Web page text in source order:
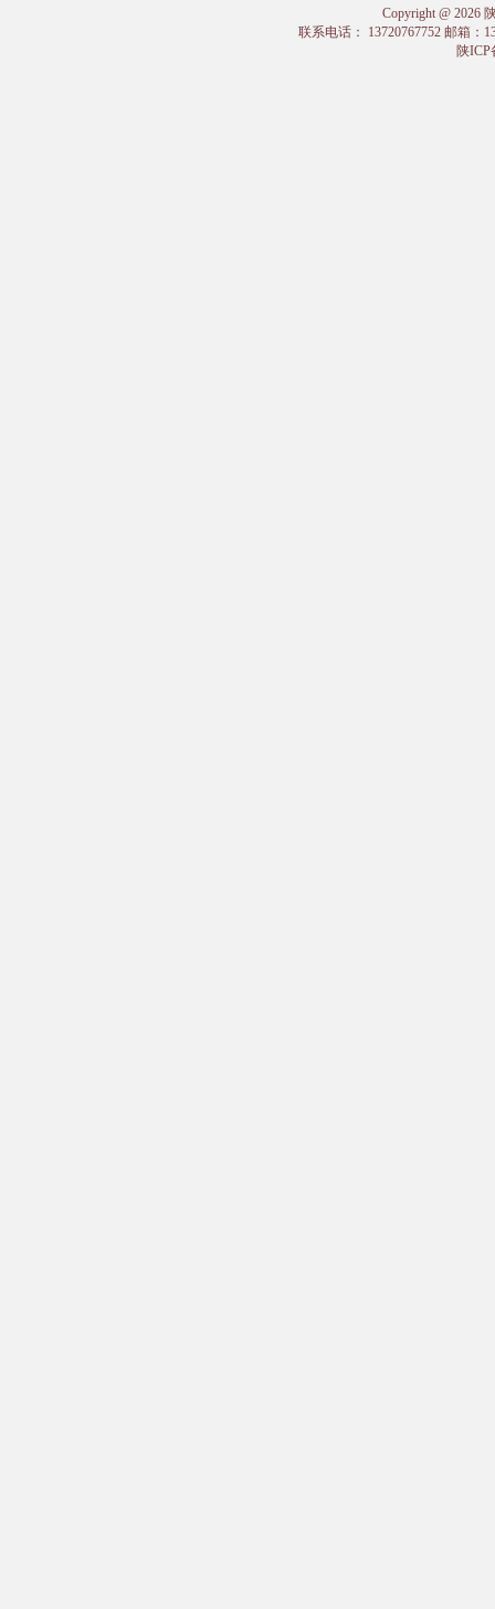
Copyright @ 2026
联系电话： 13720767752 邮箱：
陕ICP